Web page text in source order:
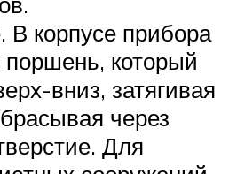
корпусе прибора
который
вниз, затягивая
через
Для